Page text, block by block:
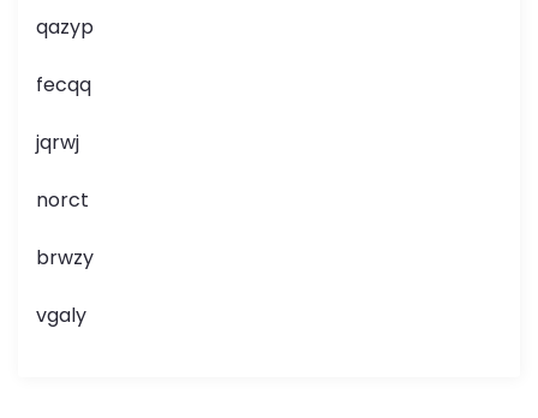
qazyp
fecqq
jqrwj
norct
brwzy
vgaly